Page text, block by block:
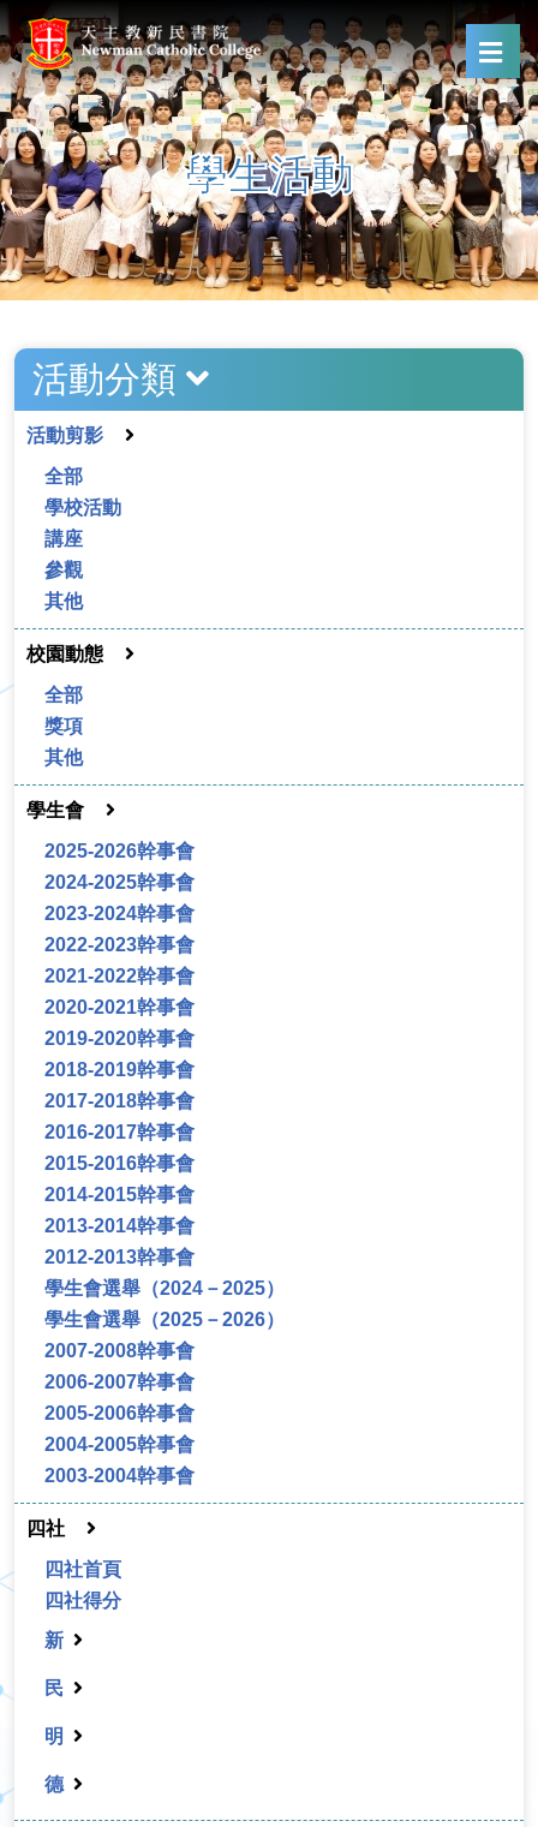
學生活動
活動分類
活動剪影
全部
學校活動
講座
參觀
其他
校園動態
全部
獎項
其他
學生會
2025-2026幹事會
2024-2025幹事會
2023-2024幹事會
2022-2023幹事會
2021-2022幹事會
2020-2021幹事會
2019-2020幹事會
2018-2019幹事會
2017-2018幹事會
2016-2017幹事會
2015-2016幹事會
2014-2015幹事會
2013-2014幹事會
2012-2013幹事會
學生會選舉（2024－2025）
學生會選舉（2025－2026）
2007-2008幹事會
2006-2007幹事會
2005-2006幹事會
2004-2005幹事會
2003-2004幹事會
四社
四社首頁
四社得分
新
民
明
德